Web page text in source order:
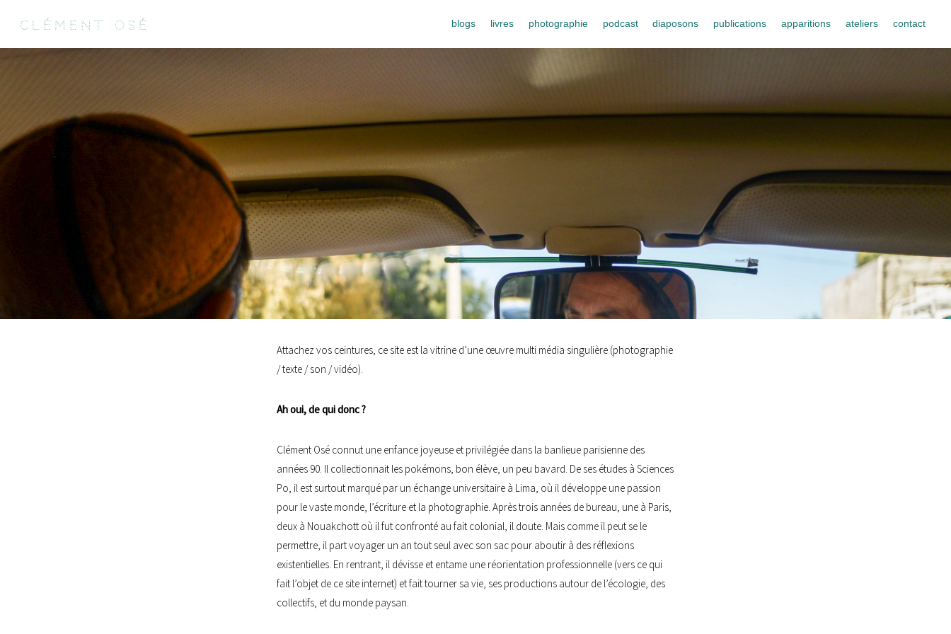
clément osé blogs livres photographie podcast diaposons publications apparitions ateliers contact
Attachez vos ceintures, ce site est la vitrine d’une œuvre multi média singulière (photographie
/ texte / son / vidéo).
Ah oui, de qui donc ?
Clément Osé connut une enfance joyeuse et privilégiée dans la banlieue parisienne des
années 90. Il collectionnait les pokémons, bon élève, un peu bavard. De ses études à Sciences
Po, il est surtout marqué par un échange universitaire à Lima, où il développe une passion
pour le vaste monde, l’écriture et la photographie. Après trois années de bureau, une à Paris,
deux à Nouakchott où il fut confronté au fait colonial, il doute. Mais comme il peut se le
permettre, il part voyager un an tout seul avec son sac pour aboutir à des réflexions
existentielles. En rentrant, il dévisse et entame une réorientation professionnelle (vers ce qui
fait l’objet de ce site internet) et fait tourner sa vie, ses productions autour de l’écologie, des
collectifs, et du monde paysan.